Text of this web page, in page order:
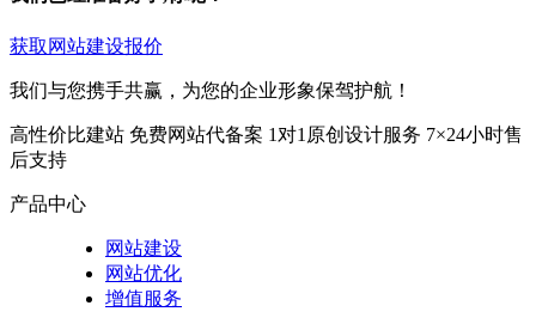
获取网站建设报价
我们与您携手共赢，为您的企业形象保驾护航！
高性价比建站 免费网站代备案 1对1原创设计服务 7×24小时售
后支持
产品中心
网站建设
网站优化
增值服务